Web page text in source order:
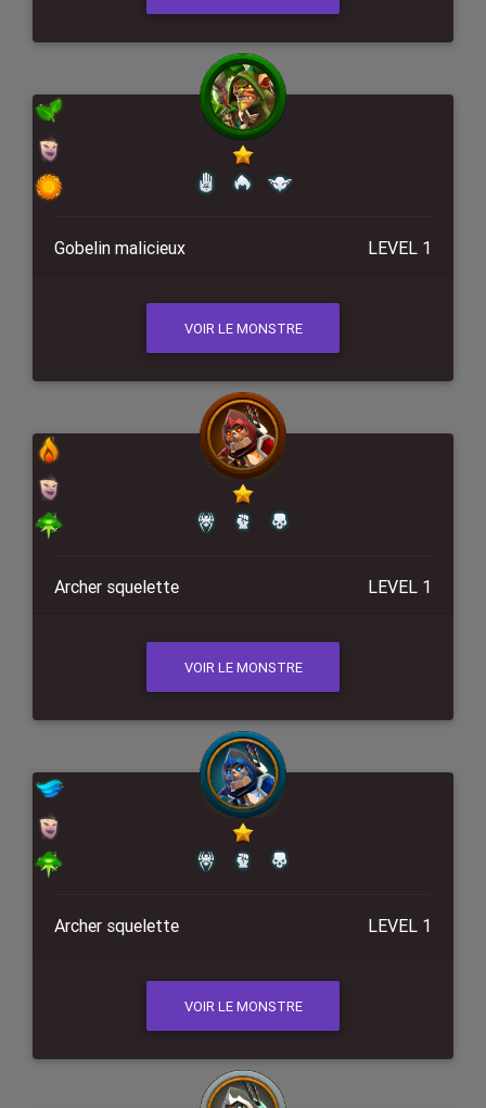
Gobelin malicieux LEVEL 1
VOIR LE MONSTRE
Archer squelette LEVEL 1
VOIR LE MONSTRE
Archer squelette LEVEL 1
VOIR LE MONSTRE